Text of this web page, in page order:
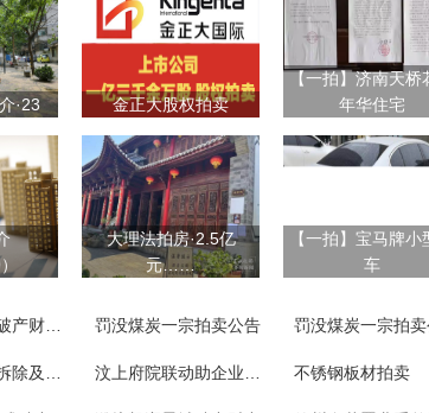
·23 金正大股权拍卖
【一拍】济南天桥
年华住宅
大理法拍房·2.5亿
元……
【一拍】宝马牌小
车
罚没煤炭一宗拍卖公告 罚没煤炭一宗拍
不锈钢板材拍卖